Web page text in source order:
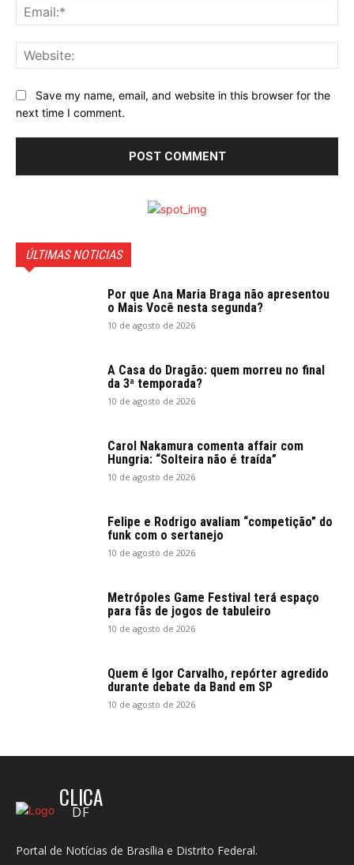
Save my name, email, and website in this browser for the
next time I comment.
ÚLTIMAS NOTICIAS
Por que Ana Maria Braga não apresentou
o Mais Você nesta segunda?
10 de agosto de 2026
A Casa do Dragão: quem morreu no final
da 3ª temporada?
10 de agosto de 2026
Carol Nakamura comenta affair com
Hungria: “Solteira não é traída”
10 de agosto de 2026
Felipe e Rodrigo avaliam “competição” do
funk com o sertanejo
10 de agosto de 2026
Metrópoles Game Festival terá espaço
para fãs de jogos de tabuleiro
10 de agosto de 2026
Quem é Igor Carvalho, repórter agredido
durante debate da Band em SP
10 de agosto de 2026
CLICA
DF
Portal de Notícias de Brasília e Distrito Federal.